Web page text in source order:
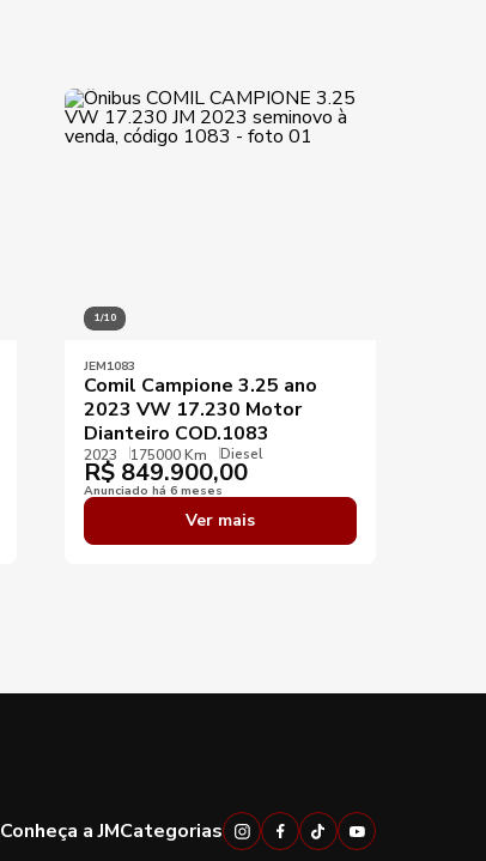
1/10
JEM1083
Comil Campione 3.25 ano
2023 VW 17.230 Motor
Dianteiro COD.1083
2023 175000 Km Diesel
R$ 849.900,00
Anunciado há 6 meses
Ver mais
Conheça a JMCategorias